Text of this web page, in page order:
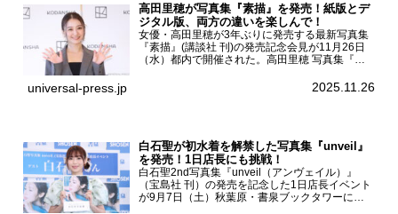
高田里穂が写真集『素描』を発売！紙版とデ
ジタル版、両方の違いを楽しんで！
女優・高田里穂が3年ぶりに発売する最新写真集
『素描』(講談社 刊)の発売記念会見が11月26日
（水）都内で開催された。高田里穂 写真集『素
あなたです』(読売テレビ)に出演するなど女優と
universal-press.jp 2025.11.26
白石聖が初水着を解禁した写真集『unveil』
を発売！1日店長にも挑戦！
白石聖2nd写真集『unveil（アンヴェイル）』
（宝島社 刊）の発売を記念した1日店長イベント
が9月7日（土）秋葉原・書泉ブックタワーにて